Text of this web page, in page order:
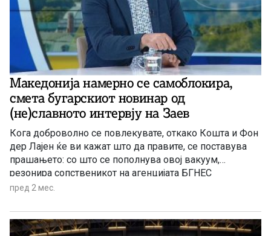
Македонија намерно се самоблокира,
смета бугарскиот новинар од
(не)славното интервју на Заев
Кога доброволно се повлекувате, откако Кошта и Фон
дер Лајен ќе ви кажат што да правите, се поставува
прашањето: со што се пополнува овој вакуум,
резонира сопственикот на агенцијата БГНЕС
пред 2 мес.